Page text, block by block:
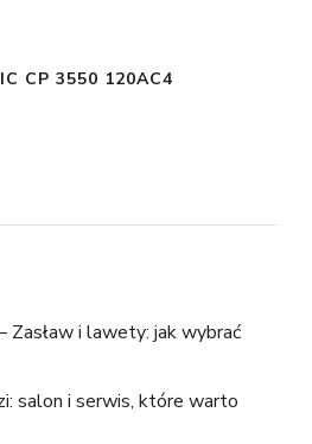
CP 3550 120AC4
i lawety: jak wybrać
salon i serwis, które warto